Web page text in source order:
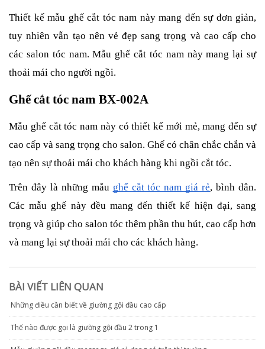
Thiết kế mẫu ghế cắt tóc nam này mang đến sự đơn giản,
tuy nhiên vẫn tạo nên vẻ đẹp sang trọng và cao cấp cho
các salon tóc nam. Mẫu ghế cắt tóc nam này mang lại sự
thoải mái cho người ngồi.
Ghế cắt tóc nam BX-002A
Mẫu ghế cắt tóc nam này có thiết kế mới mẻ, mang đến sự
cao cấp và sang trọng cho salon. Ghế có chân chắc chắn và
tạo nên sự thoải mái cho khách hàng khi ngồi cắt tóc.
Trên đây là những mẫu ghế cắt tóc nam giá rẻ, bình dân.
Các mẫu ghế này đều mang đến thiết kế hiện đại, sang
trọng và giúp cho salon tóc thêm phần thu hút, cao cấp hơn
và mang lại sự thoải mái cho các khách hàng.
BÀI VIẾT LIÊN QUAN
Những điều cần biết về giường gội đầu cao cấp
Thế nào được gọi là giường gội đầu 2 trong 1